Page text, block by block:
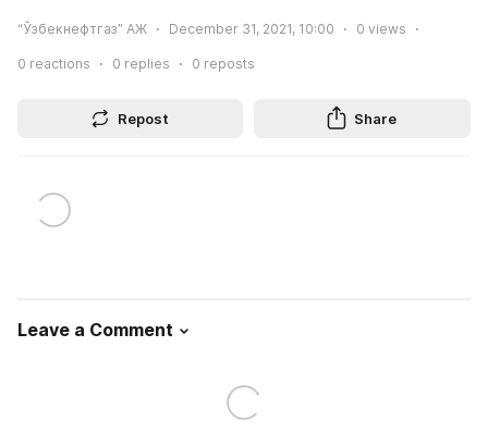
“Ўзбекнефтгаз” АЖ December 31, 2021, 10:00 0 views
0 reactions 0 replies 0 reposts
Repost Share
Leave a Comment